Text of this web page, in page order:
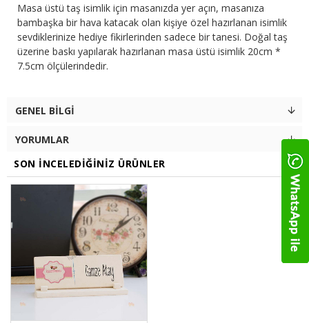
Masa üstü taş isimlik için masanızda yer açın, masanıza
bambaşka bir hava katacak olan kişiye özel hazırlanan isimlik
sevdiklerinize hediye fikirlerinden sadece bir tanesi. Doğal taş
üzerine baskı yapılarak hazırlanan masa üstü isimlik 20cm *
7.5cm ölçülerindedir.
GENEL BILGI
YORUMLAR
SON İNCELEDIĞINIZ ÜRÜNLER